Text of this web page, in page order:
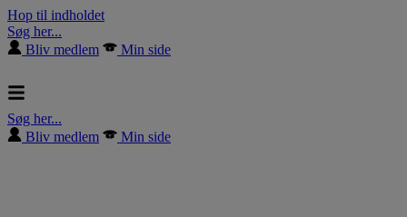
Hop til indholdet
Søg her...
Bliv medlem
Min side
Søg her...
Bliv medlem
Min side